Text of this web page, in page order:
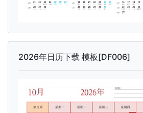
2026年日历下载 模板[DF006]